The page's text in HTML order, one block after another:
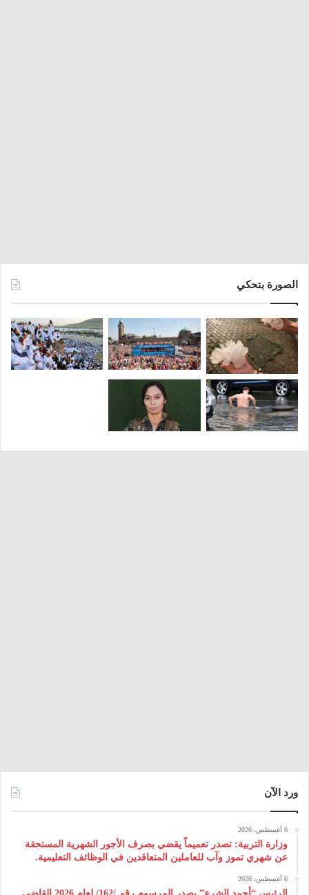
الصورة بتحكي
ورد الآن
6 أغسطس، 2026
وزارة التربية: تصدر تعميماً يقضي بصرف الأجور الشهرية المستحقة
عن شهري تموز وآب للعاملين المتعاقدين في الوظائف التعليمية.
6 أغسطس، 2026